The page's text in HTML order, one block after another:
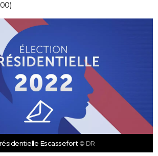
Escassefort © DR